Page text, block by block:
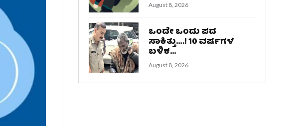
August 8, 2026
ಒಂದೇ ಒಂದು ಪದ
ಸಾಕಿತ್ತು….! 10 ವರ್ಷಗಳ
ಬಳಿಕ...
August 8, 2026